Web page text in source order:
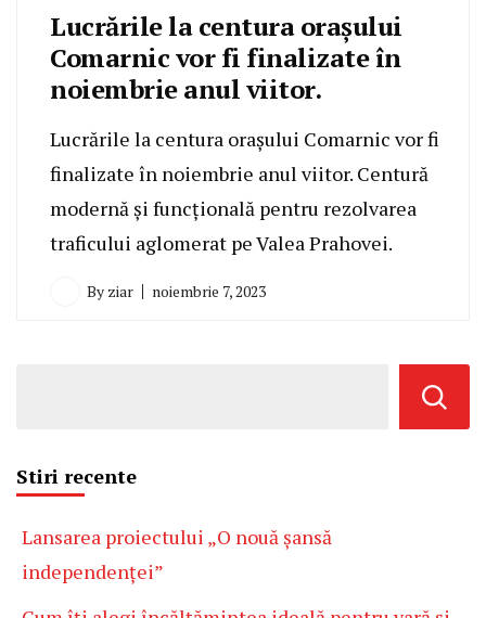
Lucrările la centura orașului
Comarnic vor fi finalizate în
noiembrie anul viitor.
Lucrările la centura orașului Comarnic vor fi
finalizate în noiembrie anul viitor. Centură
modernă și funcțională pentru rezolvarea
traficului aglomerat pe Valea Prahovei.
By ziar noiembrie 7, 2023
Stiri recente
Lansarea proiectului „O nouă șansă
independenței”